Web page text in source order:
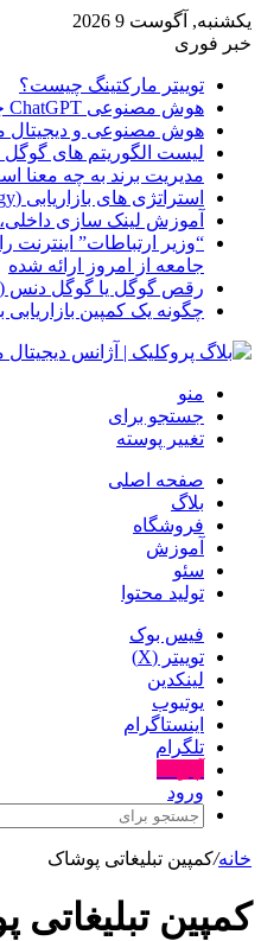
یکشنبه, آگوست 9 2026
خبر فوری
توییتر مارکتینگ چیست؟
هوش مصنوعی ChatGPT چیست؟
هوش مصنوعی و دیجیتال
لیست الگوریتم های
مدیریت برند به چه معنا
استراتژی های بازاریابی (marketing strategy)
آموزش لینک سازی داخلی،
جامعه از امروز ارائه شده
رقص گوگل یا گوگل دنس (Google Dance) چیست؟
چگونه یک کمپین بازاریابی
منو
جستجو برای
تغییر پوسته
صفحه اصلی
بلاگ
فروشگاه
آموزش
سئو
تولید محتوا
فیس بوک
توییتر (X)
لینکدین
یوتیوب
اینستاگرام
تلگرام
ورود
خانه/کمپین تبلیغاتی پوشاک
کمپین تبلیغاتی